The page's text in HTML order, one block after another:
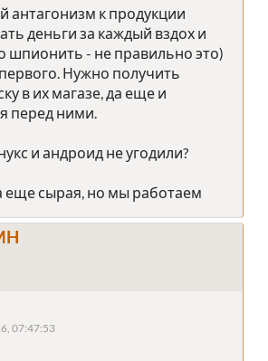
антагонизм к продукции
деньги за каждый вздох и
шпионить - не правильно это)
Нужно получить
в их магазе, да еще и
перед ними.
и андроид не угодили?
еще сырая, но мы работаем
07:47:53